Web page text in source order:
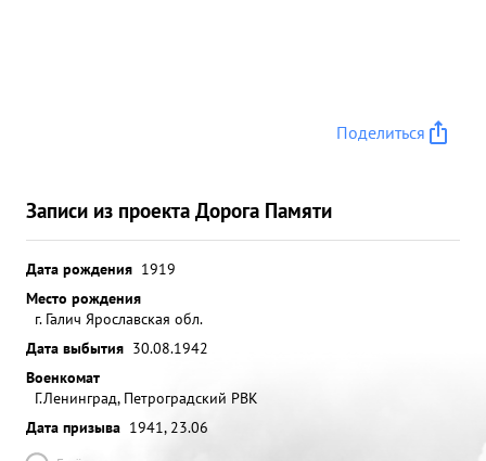
Поделиться
Записи из проекта Дорога Памяти
Дата рождения 1919
Место рождения
г. Галич Ярославская обл.
Дата выбытия 30.08.1942
Военкомат
Г.Ленинград, Петроградский РВК
Дата призыва 1941, 23.06